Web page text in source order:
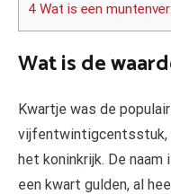
4 Wat is een
Wat is de
Kwartje was de
vijfentwintigcentsstuk,
het koninkrijk. De
een kwart gulden, al